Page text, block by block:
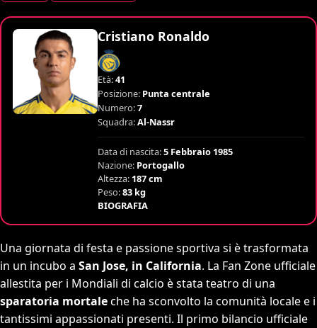
Cristiano Ronaldo
Età:41
Posizione: Punta centrale
Numero:7
Squadra:Al-Nassr
Data di nascita:5 Febbraio 1985
Nazione: Portogallo
Altezza: 187 cm
Peso:83 kg
BIOGRAFIA
Una giornata di festa e passione sportiva si è trasformata
in un incubo a San Jose, in California. La Fan Zone ufficiale
allestita per i Mondiali di calcio è stata teatro di una
sparatoria mortaleche ha sconvolto la comunità locale e i
tantissimi appassionati presenti. Il primo bilancio ufficiale